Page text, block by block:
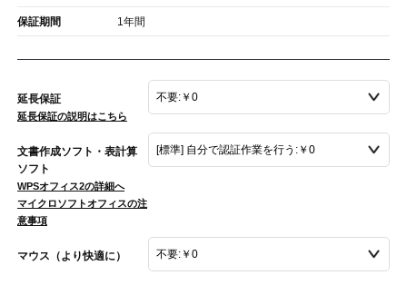
保証期間 1年間
延長保証
延長保証の説明はこちら
文書作成ソフト・表計算
ソフト
WPSオフィス2の詳細へ
マイクロソフトオフィスの注
意事項
マウス（より快適に）